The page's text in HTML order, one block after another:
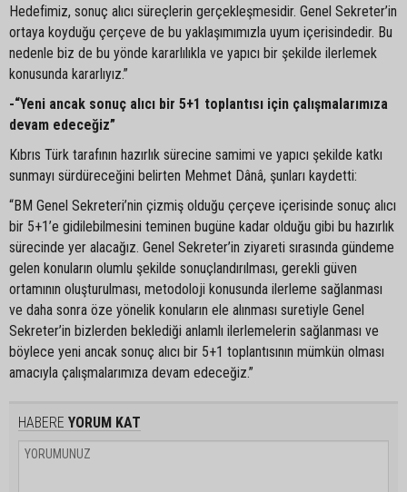
Hedefimiz, sonuç alıcı süreçlerin gerçekleşmesidir. Genel Sekreter’in
ortaya koyduğu çerçeve de bu yaklaşımımızla uyum içerisindedir. Bu
nedenle biz de bu yönde kararlılıkla ve yapıcı bir şekilde ilerlemek
konusunda kararlıyız.”
-“Yeni ancak sonuç alıcı bir 5+1 toplantısı için çalışmalarımıza
devam edeceğiz”
Kıbrıs Türk tarafının hazırlık sürecine samimi ve yapıcı şekilde katkı
sunmayı sürdüreceğini belirten Mehmet Dânâ, şunları kaydetti:
“BM Genel Sekreteri’nin çizmiş olduğu çerçeve içerisinde sonuç alıcı
bir 5+1’e gidilebilmesini teminen bugüne kadar olduğu gibi bu hazırlık
sürecinde yer alacağız. Genel Sekreter’in ziyareti sırasında gündeme
gelen konuların olumlu şekilde sonuçlandırılması, gerekli güven
ortamının oluşturulması, metodoloji konusunda ilerleme sağlanması
ve daha sonra öze yönelik konuların ele alınması suretiyle Genel
Sekreter’in bizlerden beklediği anlamlı ilerlemelerin sağlanması ve
böylece yeni ancak sonuç alıcı bir 5+1 toplantısının mümkün olması
amacıyla çalışmalarımıza devam edeceğiz.”
HABERE YORUM KAT